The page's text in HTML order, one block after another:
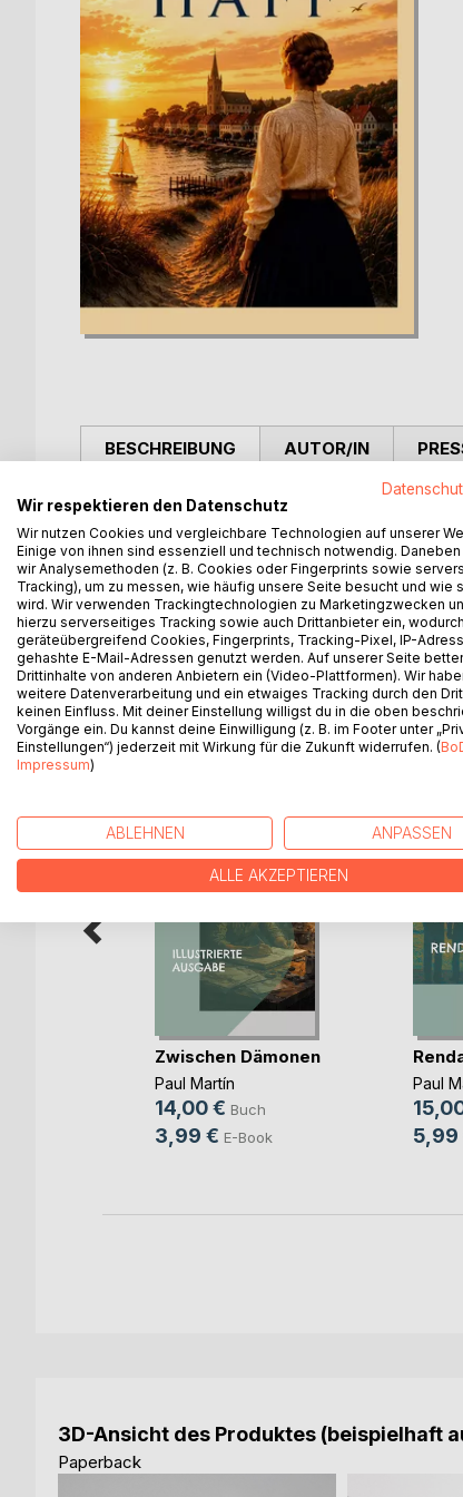
BESCHREIBUNG
Licht über dem Haff ist ein historischer
der Kurischen Nehrung und in Ostpreußen
Prusseit und Franz Heilemann, deren
Freundschaft und den politischen
Haffs entfaltet sich eine
versunkenen Welt.
AUTOR/IN
WEITERE TITEL BEI
Zwischen Dämonen
Paul Martín
14,00 € Buch
3,99 € E-Book
Paul
5,99
3D-Ansicht des Produktes (beispielhaft
Paperback
Wir respektieren den Datenschutz
Wir nutzen Cookies und vergleichbare Technologien auf unserer
Einige von ihnen sind essenziell und technisch notwendig.
wir Analysemethoden (z. B. Cookies oder Fingerprints sowie
Tracking), um zu messen, wie häufig unsere Seite besucht und wie
wird. Wir verwenden Trackingtechnologien zu Marketingzwecken
hierzu serverseitiges Tracking sowie auch Drittanbieter ein,
geräteübergreifend Cookies, Fingerprints, Tracking-Pixel, IP-
gehashte E-Mail-Adressen genutzt werden. Auf unserer Seite
Drittinhalte von anderen Anbietern ein (Video-Plattformen). Wir
weitere Datenverarbeitung und ein etwaiges Tracking durch den
keinen Einfluss. Mit deiner Einstellung willigst du in die oben
Vorgänge ein. Du kannst deine Einwilligung (z. B. im Footer unter
Einstellungen“) jederzeit mit Wirkung für die Zukunft widerrufen. (
Impressum)
ABLEHNEN ANPASSEN
ALLE AKZEPTIEREN